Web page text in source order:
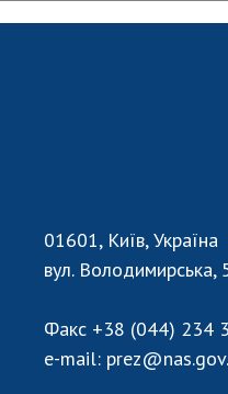
Членство в
Міжнародні угоди
ДОКУМЕНТИ
01601, Київ, Україна
вул. Володимирська,
Факс +38 (044) 234
e-mail: